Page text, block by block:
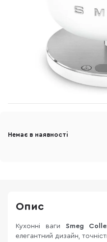
Немає в наявності
Опис
Кухонні ваги Smeg
елегантний дизайн,